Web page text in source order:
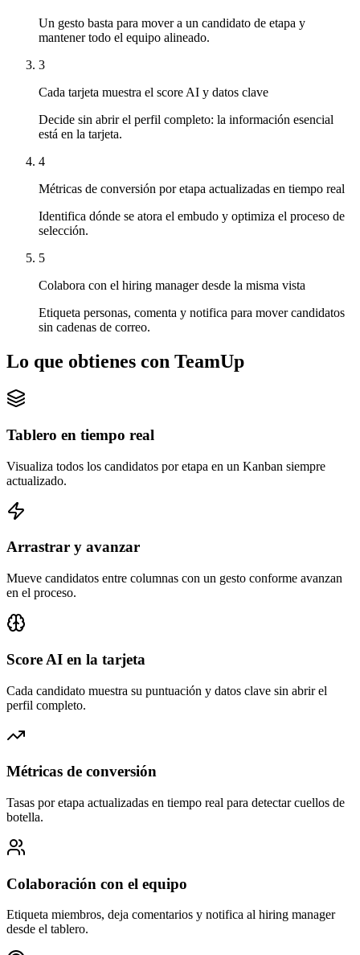
Un gesto basta para mover a un candidato de etapa y
mantener todo el equipo alineado.
3
Cada tarjeta muestra el score AI y datos clave
Decide sin abrir el perfil completo: la información esencial
está en la tarjeta.
4
Métricas de conversión por etapa actualizadas en tiempo real
Identifica dónde se atora el embudo y optimiza el proceso de
selección.
5
Colabora con el hiring manager desde la misma vista
Etiqueta personas, comenta y notifica para mover candidatos
sin cadenas de correo.
Lo que obtienes con TeamUp
Tablero en tiempo real
Visualiza todos los candidatos por etapa en un Kanban siempre
actualizado.
Arrastrar y avanzar
Mueve candidatos entre columnas con un gesto conforme avanzan
en el proceso.
Score AI en la tarjeta
Cada candidato muestra su puntuación y datos clave sin abrir el
perfil completo.
Métricas de conversión
Tasas por etapa actualizadas en tiempo real para detectar cuellos de
botella.
Colaboración con el equipo
Etiqueta miembros, deja comentarios y notifica al hiring manager
desde el tablero.